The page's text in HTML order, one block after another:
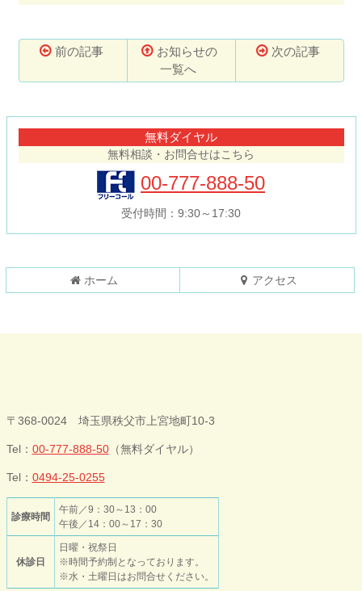
前の記事
お知らせの
一覧へ
次の記事
る
無料ダイヤル
無料相談・お問合せはこちら
00-777-888-50
受付時間：9:30～17:30
ホーム アクセス
今井歯科クリニ
ック
〒368-0024 埼玉県秩父市上宮地町10-3
Tel： 00-777-888-50（無料ダイヤル）
Tel： 0494-25-0255
診療時間
午前／9：30～13：00
午後／14：00～17：30
休診日
日曜・祝祭日
※時間予約制となっております。
※水・土曜日はお問合せください。